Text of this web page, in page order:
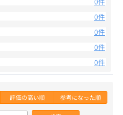
0件
0件
0件
0件
評価の高い順 参考になった順